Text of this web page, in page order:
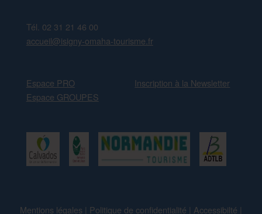
Tél. 02 31 21 46 00
accueil@isigny-omaha-tourisme.fr
Espace PRO
Espace GROUPES
Inscription à la Newsletter
Mentions légales | Politique de confidentialité | Accessibilté |